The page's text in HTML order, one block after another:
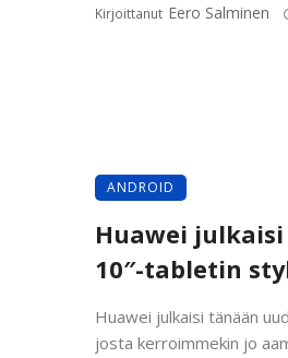
Kirjoittanut Eero Salminen
ANDROID
Huawei
10″-tabletin
Huawei julkaisi tänään
josta kerroimmekin jo